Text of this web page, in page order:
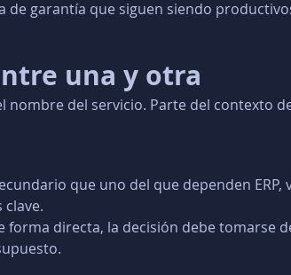
de garantía que siguen siendo
una y otra
nombre del servicio. Parte del contexto
que uno del que dependen ERP,
clave.
forma directa, la decisión debe tomarse